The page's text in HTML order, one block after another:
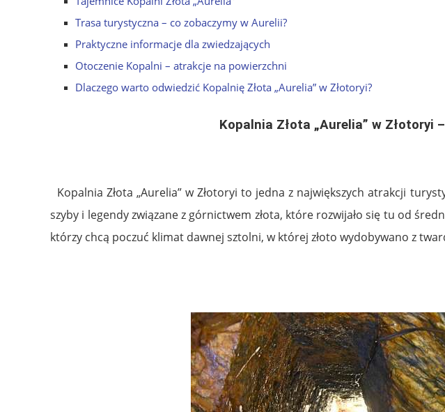
Trasa turystyczna – co zobaczymy w Aurelii?
Praktyczne informacje dla zwiedzających
Otoczenie Kopalni – atrakcje na powierzchni
Dlaczego warto odwiedzić Kopalnię Złota „Aurelia” w Złotoryi?
Kopalnia Złota „Aurelia” w
Kopalnia Złota „Aurelia” w Złotoryi to jedna z największych atrakcji
szyby i legendy związane z górnictwem złota, które rozwijało się tu od
którzy chcą poczuć klimat dawnej sztolni, w której złoto wydobywano z